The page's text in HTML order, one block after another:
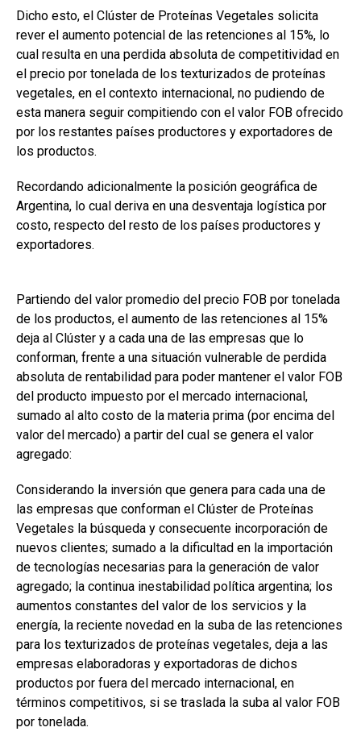
Dicho esto, el Clúster de Proteínas Vegetales solicita
rever el aumento potencial de las retenciones al 15%, lo
cual resulta en una perdida absoluta de competitividad en
el precio por tonelada de los texturizados de proteínas
vegetales, en el contexto internacional, no pudiendo de
esta manera seguir compitiendo con el valor FOB ofrecido
por los restantes países productores y exportadores de
los productos.
Recordando adicionalmente la posición geográfica de
Argentina, lo cual deriva en una desventaja logística por
costo, respecto del resto de los países productores y
exportadores.
Partiendo del valor promedio del precio FOB por tonelada
de los productos, el aumento de las retenciones al 15%
deja al Clúster y a cada una de las empresas que lo
conforman, frente a una situación vulnerable de perdida
absoluta de rentabilidad para poder mantener el valor FOB
del producto impuesto por el mercado internacional,
sumado al alto costo de la materia prima (por encima del
valor del mercado) a partir del cual se genera el valor
agregado:
Considerando la inversión que genera para cada una de
las empresas que conforman el Clúster de Proteínas
Vegetales la búsqueda y consecuente incorporación de
nuevos clientes; sumado a la dificultad en la importación
de tecnologías necesarias para la generación de valor
agregado; la continua inestabilidad política argentina; los
aumentos constantes del valor de los servicios y la
energía, la reciente novedad en la suba de las retenciones
para los texturizados de proteínas vegetales, deja a las
empresas elaboradoras y exportadoras de dichos
productos por fuera del mercado internacional, en
términos competitivos, si se traslada la suba al valor FOB
por tonelada.